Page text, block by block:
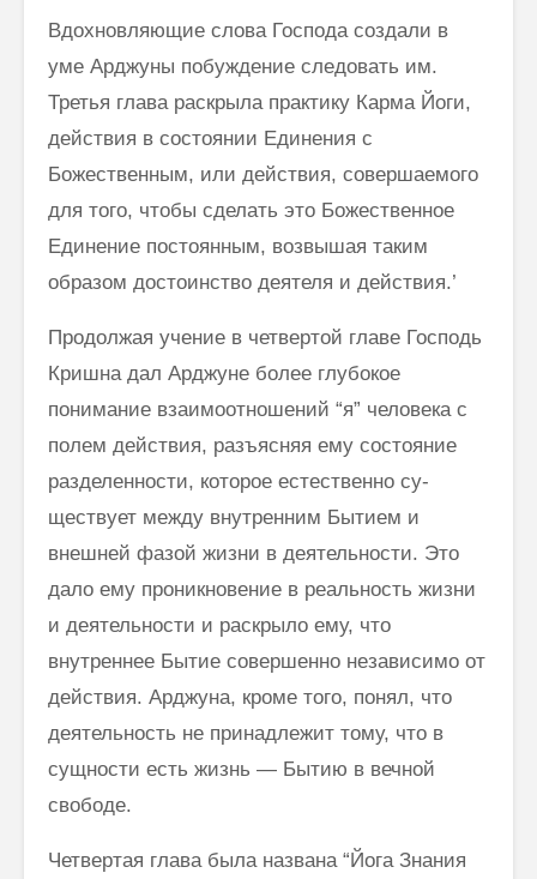
Вдохновляющие слова Господа создали в
уме Арджуны побуждение следовать им.
Третья глава раскрыла практику Карма Йоги,
действия в состоянии Единения с
Божественным, или действия, совершаемого
для того, чтобы сделать это Божественное
Единение постоянным, возвышая таким
образом достоинство деятеля и действия.’
Продолжая учение в четвертой главе Господь
Кришна дал Арджуне более глубокое
понимание взаимоотношений “я” человека с
полем дей­ствия, разъясняя ему состояние
разделенности, которое естественно су­
ществует между внутренним Бытием и
внешней фазой жизни в деятель­ности. Это
дало ему проникновение в реальность жизни
и деятельности и раскрыло ему, что
внутреннее Бытие совершенно независимо от
дей­ствия. Арджуна, кроме того, понял, что
деятельность не принадлежит тому, что в
сущности есть жизнь — Бытию в вечной
свободе.
Четвертая глава была названа “Йога Знания